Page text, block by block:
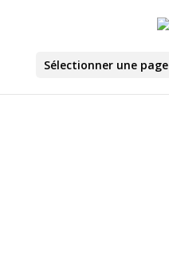
Sélectionner une page